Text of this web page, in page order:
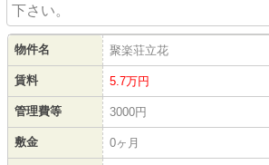
下さい。
物件名 聚楽荘立花
賃料 5.7万円
管理費等 3000円
敷金 0ヶ月